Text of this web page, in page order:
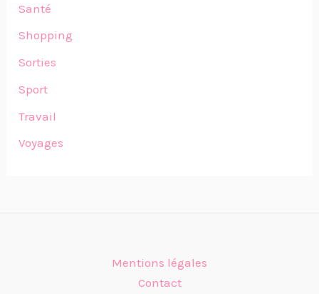
Santé
Shopping
Sorties
Sport
Travail
Voyages
Mentions légales
Contact